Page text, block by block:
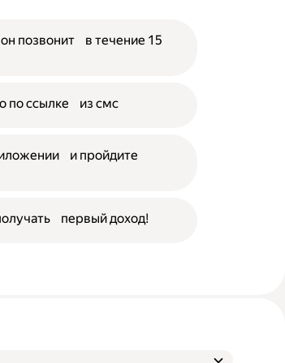
позвонит в течение 15
по ссылке из смс
и пройдите
первый доход!